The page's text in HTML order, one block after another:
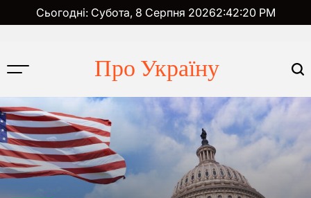
Перейти
до
Сьогодні: Субота, 8 Серпня 20262:42:21 PM
Про Україну